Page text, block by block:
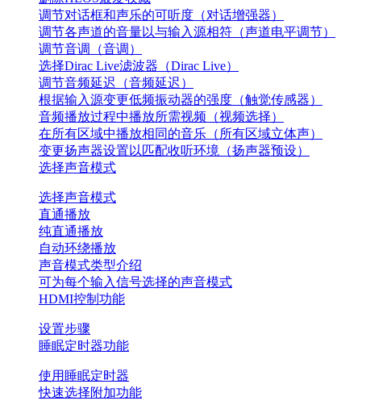
调节对话框和声乐的可听度（对话增强器）
调节各声道的音量以与输入源相符（声道电平调节）
调节音调（音调）
选择Dirac Live滤波器（Dirac Live）
调节音频延迟（音频延迟）
根据输入源变更低频振动器的强度（触觉传感器）
音频播放过程中播放所需视频（视频选择）
在所有区域中播放相同的音乐（所有区域立体声）
变更扬声器设置以匹配收听环境（扬声器预设）
选择声音模式
选择声音模式
直通播放
纯直通播放
自动环绕播放
声音模式类型介绍
可为每个输入信号选择的声音模式
HDMI控制功能
设置步骤
睡眠定时器功能
使用睡眠定时器
快速选择附加功能